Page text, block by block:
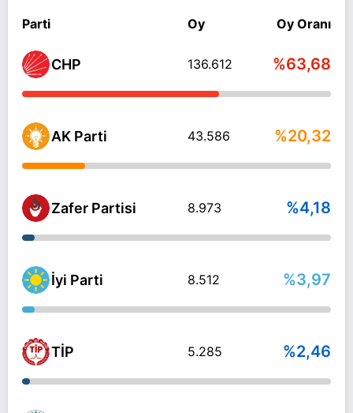
Parti Oy Oy Oranı
CHP 136.612 %63,68
AK Parti 43.586 %20,32
Zafer Partisi 8.973 %4,18
İyi Parti 8.512 %3,97
TİP 5.285 %2,46